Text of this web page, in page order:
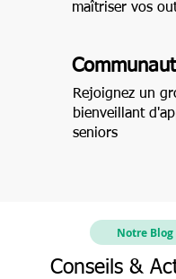
maîtriser vos
Rejoignez un
bienveillant
seniors
Notre Blog
Conseils &